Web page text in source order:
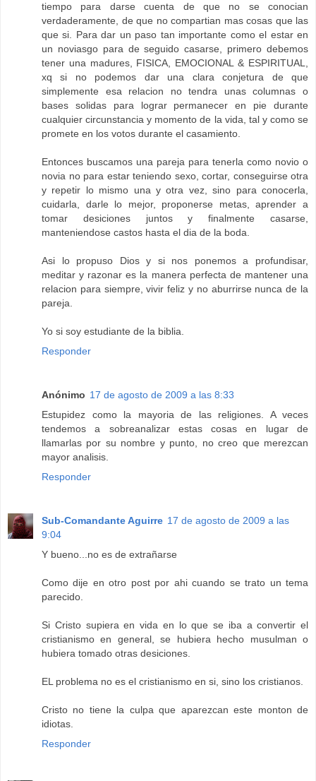
tiempo para darse cuenta de que no se conocian
verdaderamente, de que no compartian mas cosas que las
que si. Para dar un paso tan importante como el estar en
un noviasgo para de seguido casarse, primero debemos
tener una madures, FISICA, EMOCIONAL & ESPIRITUAL,
xq si no podemos dar una clara conjetura de que
simplemente esa relacion no tendra unas columnas o
bases solidas para lograr permanecer en pie durante
cualquier circunstancia y momento de la vida, tal y como se
promete en los votos durante el casamiento.
Entonces buscamos una pareja para tenerla como novio o
novia no para estar teniendo sexo, cortar, conseguirse otra
y repetir lo mismo una y otra vez, sino para conocerla,
cuidarla, darle lo mejor, proponerse metas, aprender a
tomar desiciones juntos y finalmente casarse,
manteniendose castos hasta el dia de la boda.
Asi lo propuso Dios y si nos ponemos a profundisar,
meditar y razonar es la manera perfecta de mantener una
relacion para siempre, vivir feliz y no aburrirse nunca de la
pareja.
Yo si soy estudiante de la biblia.
Responder
Anónimo 17 de agosto de 2009 a las 8:33
Estupidez como la mayoria de las religiones. A veces
tendemos a sobreanalizar estas cosas en lugar de
llamarlas por su nombre y punto, no creo que merezcan
mayor analisis.
Responder
Sub-Comandante Aguirre 17 de agosto de 2009 a las
9:04
Y bueno...no es de extrañarse
Como dije en otro post por ahi cuando se trato un tema
parecido.
Si Cristo supiera en vida en lo que se iba a convertir el
cristianismo en general, se hubiera hecho musulman o
hubiera tomado otras desiciones.
EL problema no es el cristianismo en si, sino los cristianos.
Cristo no tiene la culpa que aparezcan este monton de
idiotas.
Responder